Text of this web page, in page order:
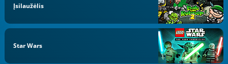
Įsilaužėlis
Star Wars